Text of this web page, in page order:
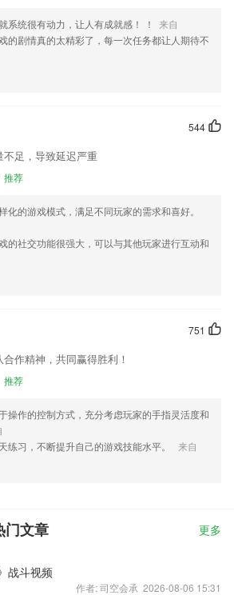
系统很有动力，让人有成就感！ ！
来自
的剧情真的太精彩了，每一次任务都让人期待不
544
足，导致延迟严重
推荐
化的游戏模式，满足不同玩家的需求和喜好。
的社交功能很强大，可以与其他玩家进行互动和
751
作精神，共同赢得胜利！
推荐
操作的控制方式，充分考虑玩家的手指灵活度和
练习，不断提升自己的游戏技能水平。
来自
门文章 更多
战斗视频
作者: 司空会承 2026-08-06 15:31